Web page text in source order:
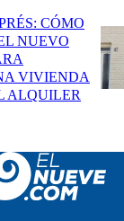
CÓMO
NUEVO
VIVIENDA
ALQUILER